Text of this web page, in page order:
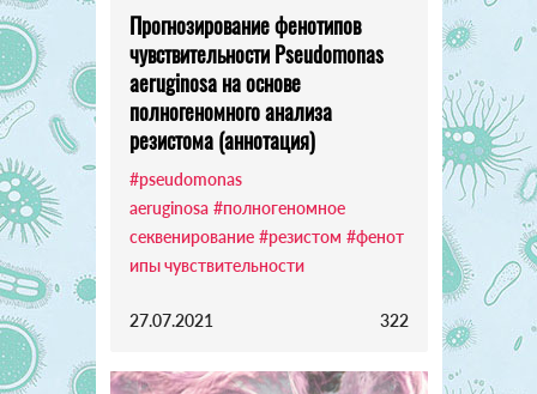
Прогнозирование фенотипов
чувствительности Pseudomonas
aeruginosa на основе
полногеномного анализа
резистома (аннотация)
#pseudomonas
aeruginosa #полногеномное
секвенирование #резистом #фенот
ипы чувствительности
27.07.2021 322